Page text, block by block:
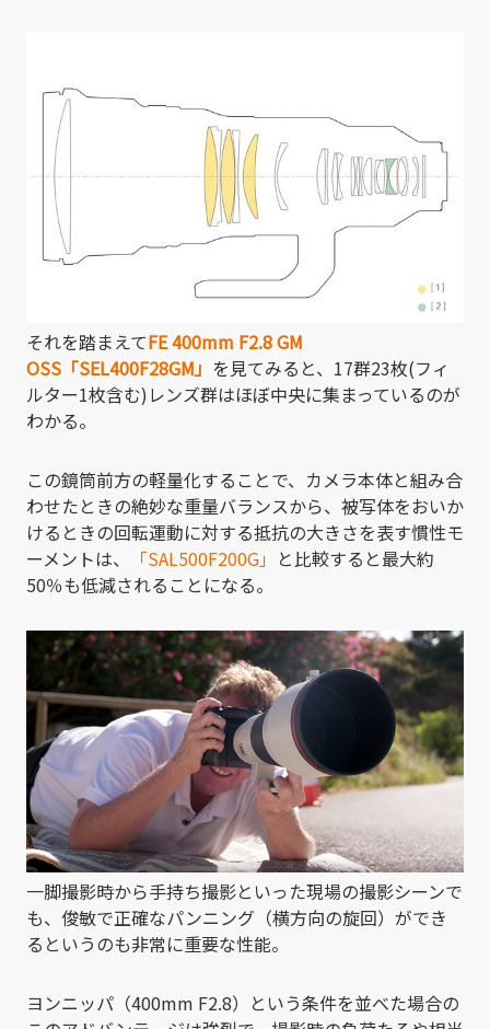
それを踏まえてFE 400mm F2.8 GM
OSS「SEL400F28GM」 を見てみると、17群23枚(フィ
ルター1枚含む)レンズ群はほぼ中央に集まっているのが
わかる。
この鏡筒前方の軽量化することで、カメラ本体と組み合
わせたときの絶妙な重量バランスから、被写体をおいか
けるときの回転運動に対する抵抗の大きさを表す慣性モ
ーメントは、
「SAL500F200G」 と比較すると最大約
50％も低減されることになる。
一脚撮影時から手持ち撮影といった現場の撮影シーンで
も、俊敏で正確なパンニング（横方向の旋回）ができ
るというのも非常に重要な性能。
ヨンニッパ（400mm F2.8）という条件を並べた場合の